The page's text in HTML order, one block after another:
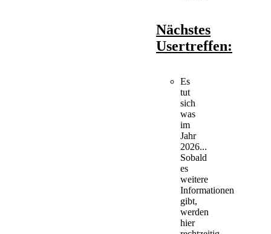
Nächstes
Usertreffen:
Es
tut
sich
was
im
Jahr
2026...
Sobald
es
weitere
Informationen
gibt,
werden
hier